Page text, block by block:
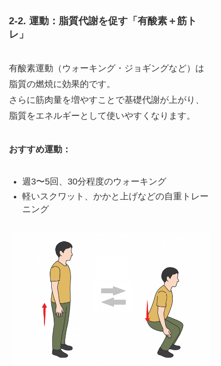
2-2. 運動：脂質代謝を促す「有酸素＋筋ト
レ」
有酸素運動（ウォーキング・ジョギングなど）は
脂質の燃焼に効果的です。
さらに筋肉量を増やすことで基礎代謝が上がり、
脂質をエネルギーとして使いやすくなります。
おすすめ運動：
週3〜5回、30分程度のウォーキング
軽いスクワット、かかと上げなどの自重トレー
ニング